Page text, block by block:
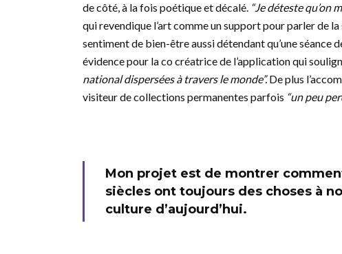
de côté, à la fois poétique et décalé. “Je déteste qu’on
qui revendique l’art comme un support pour parler de
sentiment de bien-être aussi détendant qu’une séance
évidence pour la co créatrice de l’application qui
national dispersées à travers le monde”.De plus
visiteur de collections permanentes parfois “un peu
Mon projet est de montrer
siècles ont toujours des choses à
culture d’aujourd’hui.